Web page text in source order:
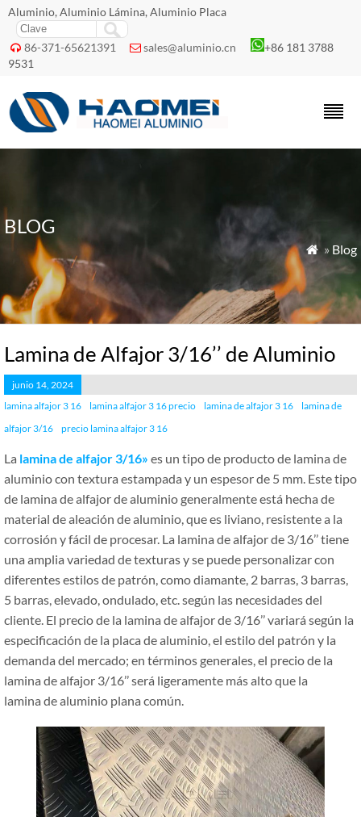
Aluminio, Aluminio Lámina, Aluminio Placa
 86-371-65621391  sales@aluminio.cn
+86 181 3788
9531
BLOG
 » Blog
Lamina de Alfajor 3/16’’ de Aluminio
junio 14, 2024
lamina alfajor 3 16
lamina alfajor 3 16 precio lamina de alfajor 3 16
lamina de
alfajor 3/16
precio lamina alfajor 3 16
La lamina de alfajor 3/16» es un tipo de producto de lamina de
aluminio con textura estampada y un espesor de 5 mm. Este tipo
de lamina de alfajor de aluminio generalmente está hecha de
material de aleación de aluminio, que es liviano, resistente a la
corrosión y fácil de procesar. La lamina de alfajor de 3/16’’ tiene
una amplia variedad de texturas y se puede personalizar con
diferentes estilos de patrón, como diamante, 2 barras, 3 barras,
5 barras, elevado, ondulado, etc. según las necesidades del
cliente. El precio de la lamina de alfajor de 3/16’’ variará según la
especificación de la placa de aluminio, el estilo del patrón y la
demanda del mercado; en términos generales, el precio de la
lamina de alfajor 3/16’’ será ligeramente más alto que la
lamina de aluminio plana común.